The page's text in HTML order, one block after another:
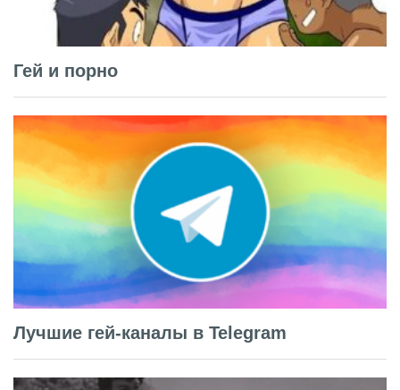
Гей и порно
Лучшие гей-каналы в Telegram